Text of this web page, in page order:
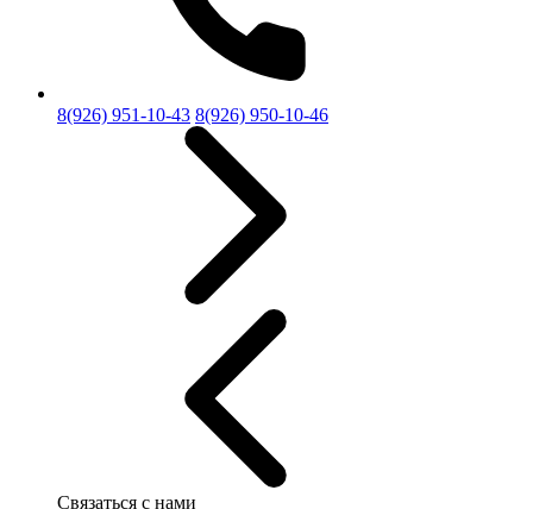
8(926) 951-10-43 8(926) 950-10-46
Связаться с нами